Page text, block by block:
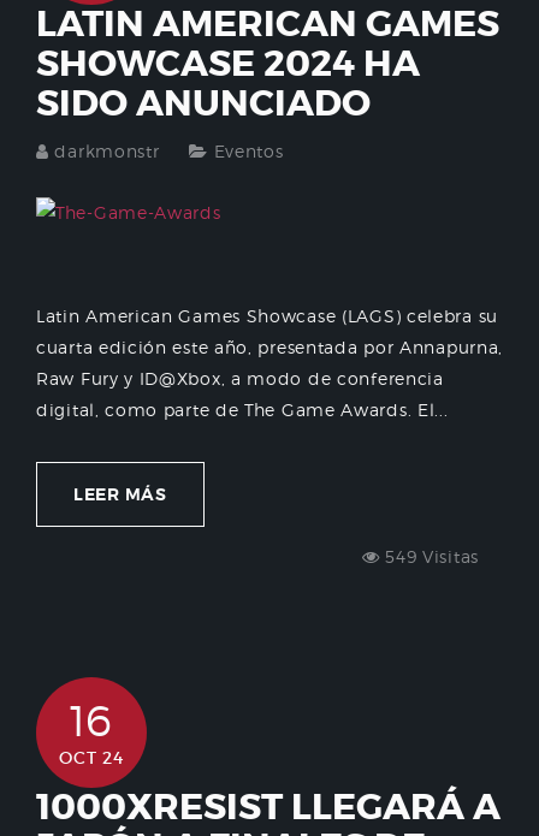
LATIN AMERICAN GAMES
SHOWCASE 2024 HA
SIDO ANUNCIADO
darkmonstr Eventos
Latin American Games Showcase (LAGS) celebra su
cuarta edición este año, presentada por Annapurna,
Raw Fury y ID@Xbox, a modo de conferencia
digital, como parte de The Game Awards. El...
LEER MÁS
549 Visitas
16
OCT 24
1000XRESIST LLEGARÁ A